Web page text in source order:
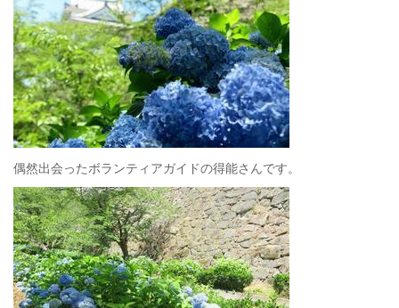
偶然出会ったボランティアガイドの得能さんです。